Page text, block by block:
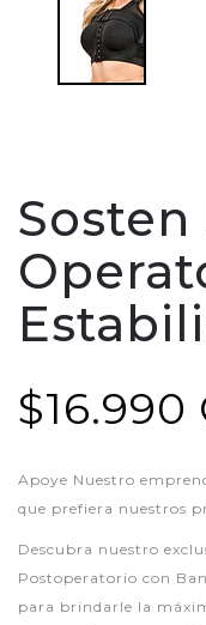
Sosten
$16.990
Apoye Nuestro
que prefiera nuestros
Descubra nuestro
Postoperatorio con
para brindarle la